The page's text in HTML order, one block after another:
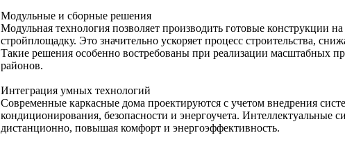
Модульные и сборные решения
Модульная технология позволяет производить готовые конструкции
стройплощадку. Это значительно ускоряет процесс строительства,
Такие решения особенно востребованы при реализации масштабных
районов.
Интеграция умных технологий
Современные каркасные дома проектируются с учетом внедрения
кондиционирования, безопасности и энергоучета. Интеллектуальные
дистанционно, повышая комфорт и энергоэффективность.